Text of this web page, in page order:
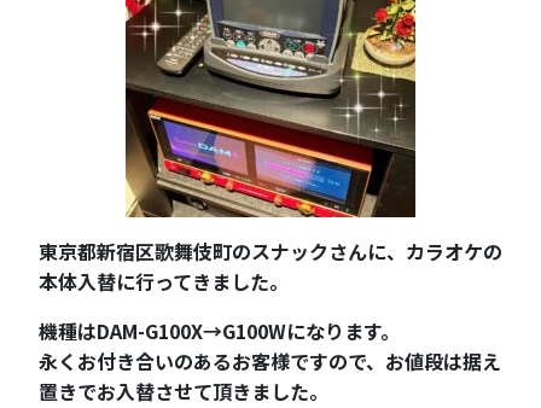
東京都新宿区歌舞伎町のスナックさんに、カラオケの
本体入替に行ってきました。
機種はDAM-G100X→G100Wになります。
永くお付き合いのあるお客様ですので、お値段は据え
置きでお入替させて頂きました。